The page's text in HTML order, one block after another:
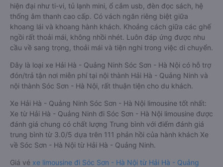
hiện đại như ti-vi, tủ lạnh mini, ổ cắm usb, đèn đọc sách, hệ
thống âm thanh cao cấp. Có vách ngăn riêng biệt giữa
khoang lái và khoang hành khách. Khoảng cách giữa các ghế
ngồi rất thoải mái, không nhồi nhét. Luôn đáp ứng được nhu
cầu về sang trọng, thoải mái và tiện nghi trong việc di chuyển.
Đây là loại xe Hải Hà - Quảng Ninh Sóc Sơn - Hà Nội có hỗ trợ
đón/trả tận nơi miễn phí tại nội thành Hải Hà - Quảng Ninh và
nội thành Sóc Sơn - Hà Nội, rất thuận tiện cho du khách.
Xe Hải Hà - Quảng Ninh Sóc Sơn - Hà Nội limousine tốt nhất:
Xe từ Hải Hà - Quảng Ninh đi Sóc Sơn - Hà Nội limousine được
đánh giá chung có chất lượng Trung bình với điểm đánh giá
trung bình từ 3.0/5 dựa trên 111 phản hồi của hành khách Xe
về Sóc Sơn - Hà Nội từ Hải Hà - Quảng Ninh.
Giá vé xe limousine đi Sóc Sơn - Hà Nội từ Hải Hà - Quảng